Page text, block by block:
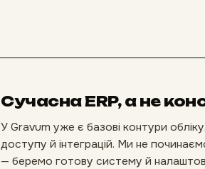
Сучасна ERP, а не
У Gravum уже є базові контури
доступу й інтеграцій. Ми не
— беремо готову систему й